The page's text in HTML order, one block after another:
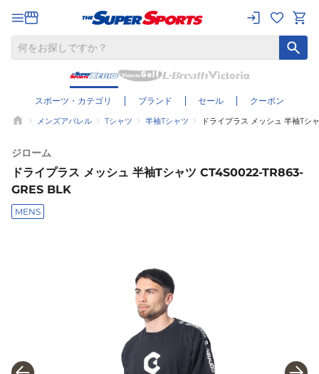
スポーツ・カテゴリ ブランド セール クーポン
メンズアパレル Tシャツ 半袖Tシャツ ドライプラス メッシュ 半袖Tシ
ジローム
ドライプラス メッシュ 半袖Tシャツ CT4S0022-TR863-
GRES BLK
MENS